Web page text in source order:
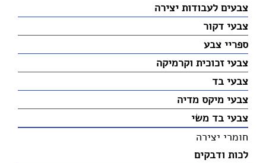
צבעים לעבודות יצירה
צבעי דקור
ספריי צבע
צבעי זכוכית וקרמיקה
צבעי בד
צבעי מיקס מדיה
צבעי בד משי
חומרי יצירה
לכות ודבקים